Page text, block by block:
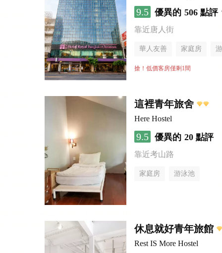
9.5 優異的 506 點評
靠近唐人街
華人友善 家庭房
搶！低價客房僅剩1間
這裡青年旅舍
Here Hostel
9.5 優異的 20 點評
靠近考山路
家庭房 游泳池
休息就好青年旅館
Rest IS More Hostel